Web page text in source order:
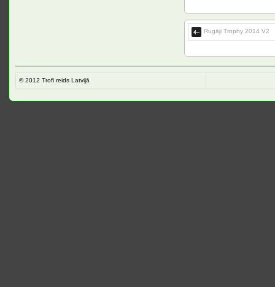
Rugāji Trophy 2014 V2
© 2012 Trofi reids Latvijā